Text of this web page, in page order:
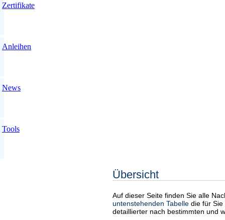
Zertifikate
Anleihen
News
Tools
Übersicht
Auf dieser Seite finden Sie alle
untenstehenden Tabelle die für
detaillierter nach bestimmten und